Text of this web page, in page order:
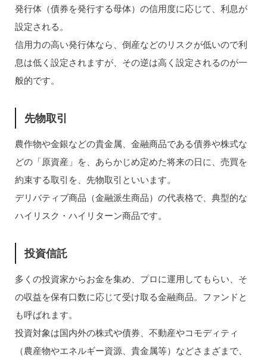
発行体（債券を発行する母体）の信用度に応じて、利息が
設定される。
信用力の高い発行体なら、倒産などのリスクが低いので利
息は低く設定されますが、その逆は高く設定されるのが一
般的です。
先物取引
農作物や金銀などの貴金属、金融商品である債券や株式な
どの「原資産」を、あらかじめ定めた将来の日に、売買を
約束する取引を、先物取引といいます。
デリバティブ商品（金融派生商品）の代表格で、典型的な
ハイリスク・ハイリターン商品です。
投資信託
多くの投資家からお金を集め、プロに運用してもらい、そ
の収益を保有口数に応じて受け取る金融商品。ファンドと
も呼ばれます。
投資対象は国内外の株式や債券、不動産やコモディティ
（農産物やエネルギー資源、貴金属等）などさまざまで、